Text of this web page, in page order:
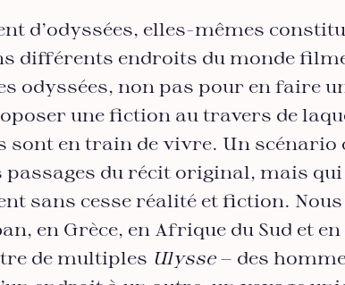
d’odyssées, elles-mêmes
différents endroits du monde
odyssées, non pas pour en faire
une fiction au travers de
sont en train de vivre. Un
passages du récit original, mais
sans cesse réalité et fiction.
en Grèce, en Afrique du Sud et
de multiples Ulysse— des